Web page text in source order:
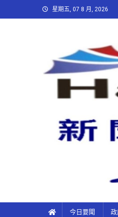
星期五, 07 8 月, 2026
今日要聞